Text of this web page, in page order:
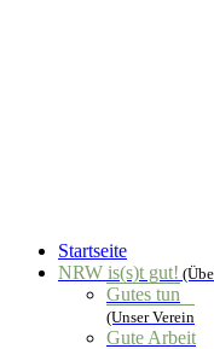
Startseite
NRW is(s)t gut!
Gutes tun
(Unser Verein
Gute Arbeit